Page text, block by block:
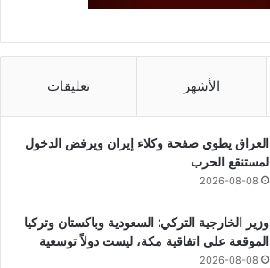
الأشهر تعليقات
العراق يطوي صفحة وكلاء إيران ويرفض الدخول
لمستنقع الحرب
2026-08-08
وزير الخارجية التركي: السعودية وباكستان وتركيا
الموقعة على اتفاقية مكة، ليست دولاً توسعية
2026-08-08